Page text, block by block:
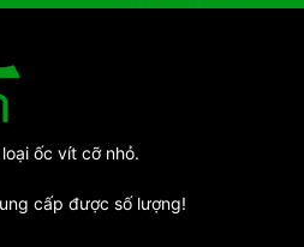
ốc vít cỡ nhỏ.
cấp được số lượng!